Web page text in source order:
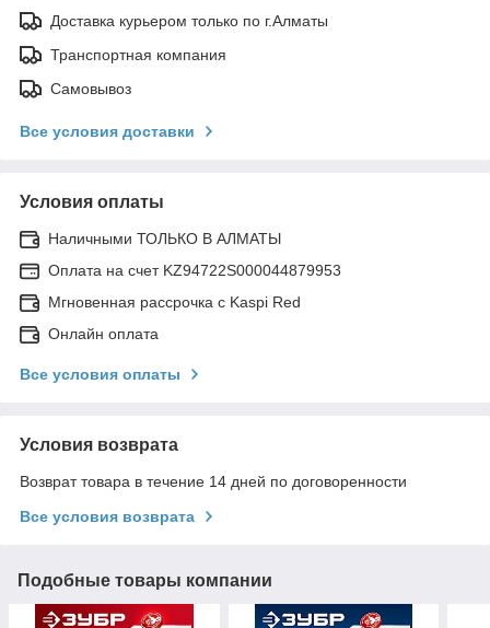
Доставка курьером только по г.Алматы
Транспортная компания
Самовывоз
Все условия доставки
Условия оплаты
Наличными ТОЛЬКО В АЛМАТЫ
Оплата на счет KZ94722S000044879953
Мгновенная рассрочка с Kaspi Red
Онлайн оплата
Все условия оплаты
Условия возврата
Возврат товара в течение 14 дней по договоренности
Все условия возврата
Подобные товары компании